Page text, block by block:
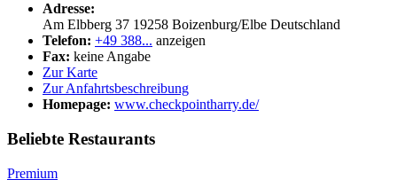
Adresse:
Am Elbberg 37 19258 Boizenburg/Elbe Deutschland
Telefon: +49 388... anzeigen
Fax: keine Angabe
Zur Karte
Zur Anfahrtsbeschreibung
Homepage: www.checkpointharry.de/
Beliebte Restaurants
Premium